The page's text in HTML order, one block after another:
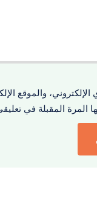
والموقع
المرة المقبلة في